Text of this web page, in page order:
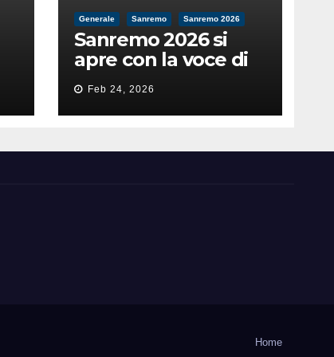
Generale Sanremo Sanremo 2026
Sanremo 2026 si
apre con la voce di
Pippo Baudo
Feb 24, 2026
Home